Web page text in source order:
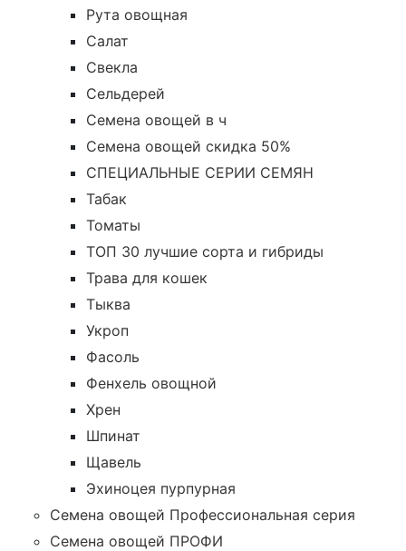
Рута овощная
Салат
Свекла
Сельдерей
Семена овощей в ч
Семена овощей скидка 50%
СПЕЦИАЛЬНЫЕ СЕРИИ СЕМЯН
Табак
Томаты
ТОП 30 лучшие сорта и гибриды
Трава для кошек
Тыква
Укроп
Фасоль
Фенхель овощной
Хрен
Шпинат
Щавель
Эхиноцея пурпурная
Семена овощей Профессиональная серия
Семена овощей ПРОФИ